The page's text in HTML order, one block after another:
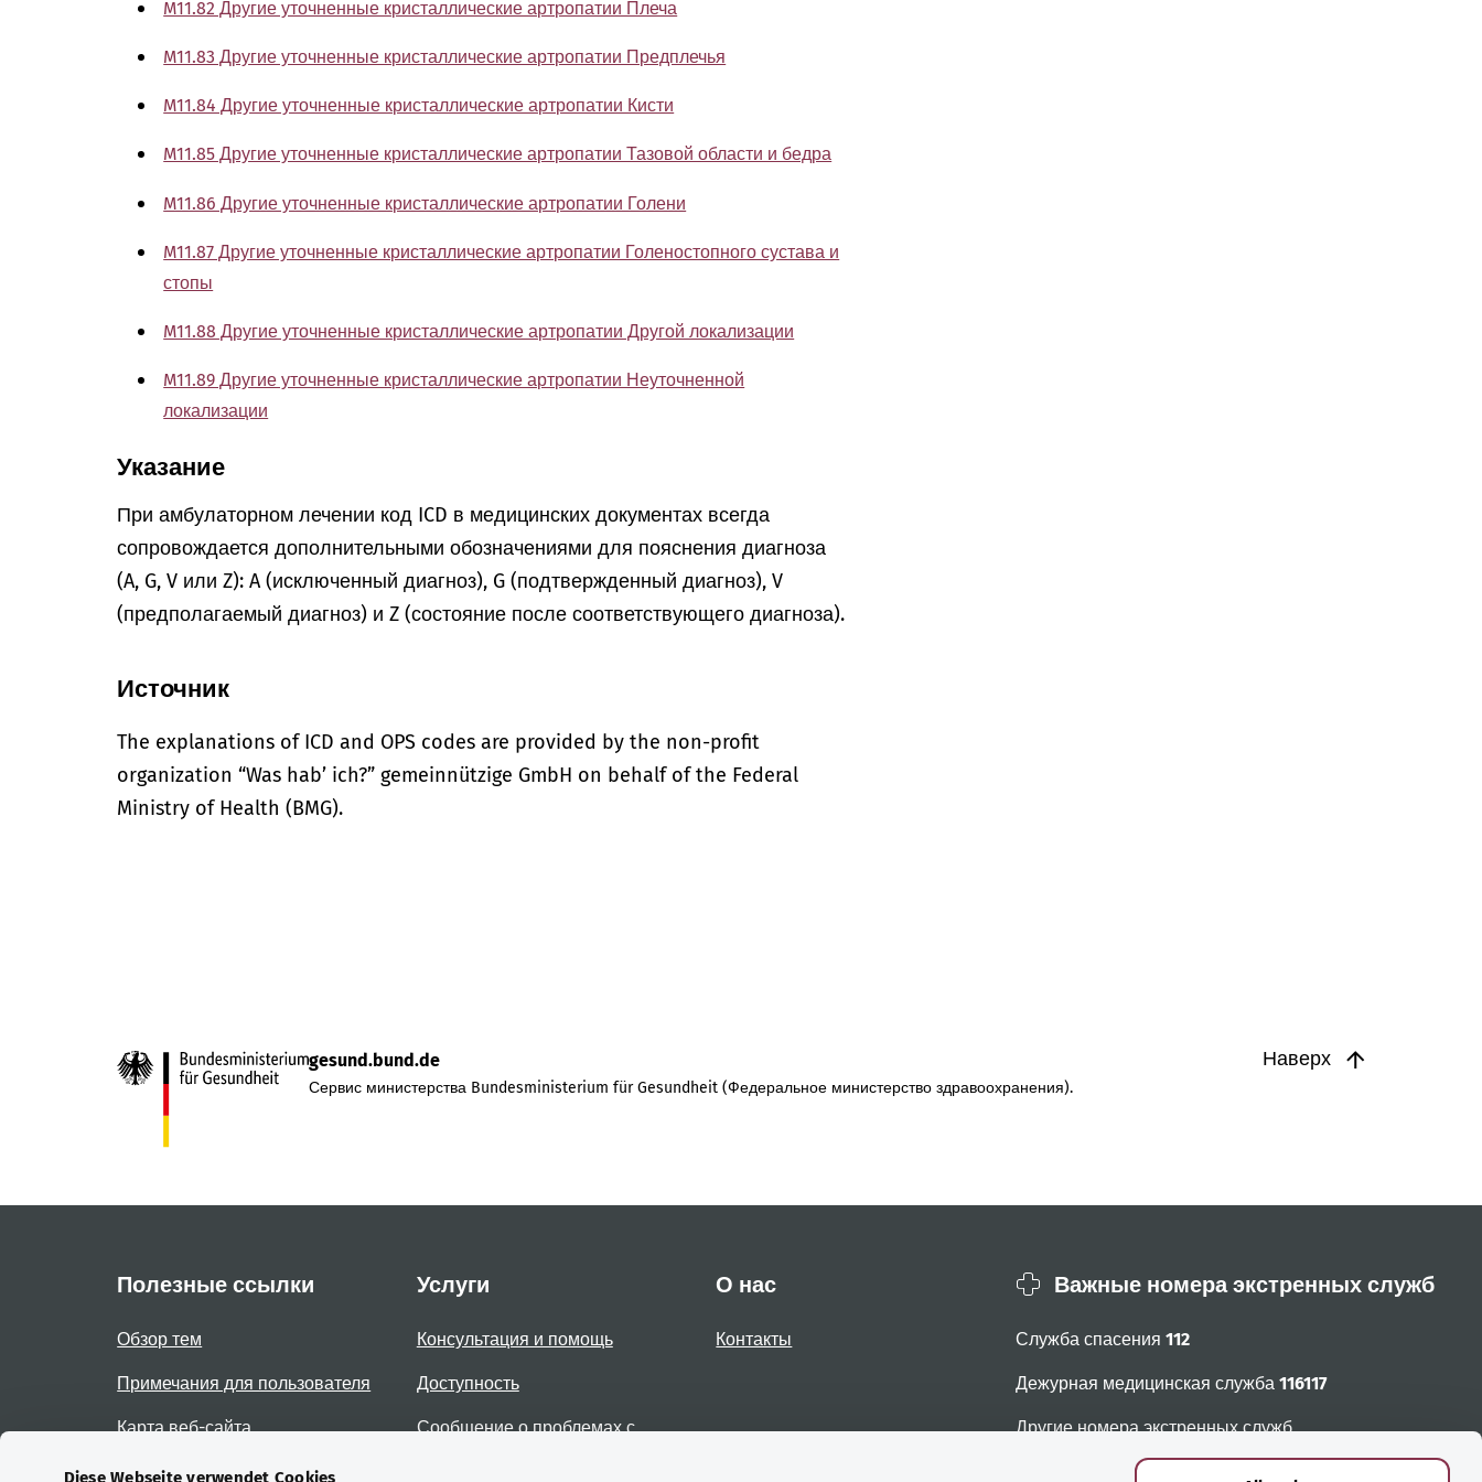
Diese Webseite verwendet Cookies
M11.82 Другие уточненные кристаллические артропатии Плеча
M11.83 Другие уточненные кристаллические артропатии Предплечья
M11.84 Другие уточненные кристаллические артропатии Кисти
M11.85 Другие уточненные кристаллические артропатии Тазовой области и бедра
M11.86 Другие уточненные кристаллические артропатии Голени
M11.87 Другие уточненные кристаллические артропатии Голеностопного сустава и
стопы
M11.88 Другие уточненные кристаллические артропатии Другой локализации
M11.89 Другие уточненные кристаллические артропатии Неуточненной
локализации
Указание
При амбулаторном лечении код ICD в медицинских документах всегда
сопровождается дополнительными обозначениями для пояснения диагноза
(A, G, V или Z): A (исключенный диагноз), G (подтвержденный диагноз), V
(предполагаемый диагноз) и Z (состояние после соответствующего диагноза).
Источник
The explanations of ICD and OPS codes are provided by the non-profit
organization “Was hab’ ich?” gemeinnützige GmbH on behalf of the Federal
Ministry of Health (BMG).
Наверх
gesund.bund.de
Сервис министерства Bundesministerium für Gesundheit (Федеральное министерство здравоохранения).
Полезные ссылки
Обзор тем
Примечания для пользователя
Карта веб-сайта
Услуги
Консультация и помощь
Доступность
Сообщение о проблемах с
О нас
Контакты
Важные номера экстренных служб
Служба спасения 112
Дежурная медицинская служба 116117
Другие номера экстренных служб